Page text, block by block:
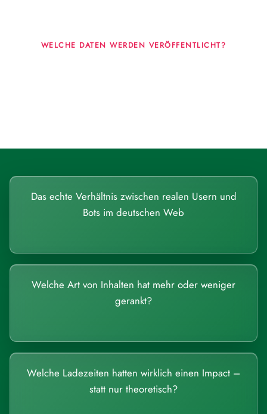
WELCHE DATEN WERDEN VERÖFFENTLICHT?
Das echte Verhältnis zwischen realen Usern und
Bots im deutschen Web
Welche Art von Inhalten hat mehr oder weniger
gerankt?
Welche Ladezeiten hatten wirklich einen Impact –
statt nur theoretisch?